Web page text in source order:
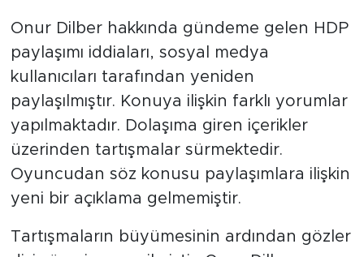
Onur Dilber hakkında gündeme gelen HDP
paylaşımı iddiaları, sosyal medya
kullanıcıları tarafından yeniden
paylaşılmıştır. Konuya ilişkin farklı yorumlar
yapılmaktadır. Dolaşıma giren içerikler
üzerinden tartışmalar sürmektedir.
Oyuncudan söz konusu paylaşımlara ilişkin
yeni bir açıklama gelmemiştir.
Tartışmaların büyümesinin ardından gözler